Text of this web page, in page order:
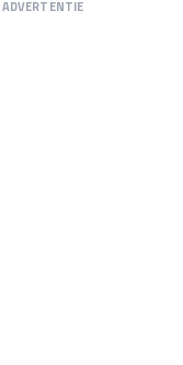
ADVERTENTIE